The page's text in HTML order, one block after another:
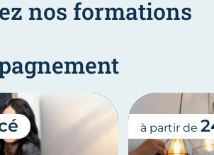
nos formations
à partir de